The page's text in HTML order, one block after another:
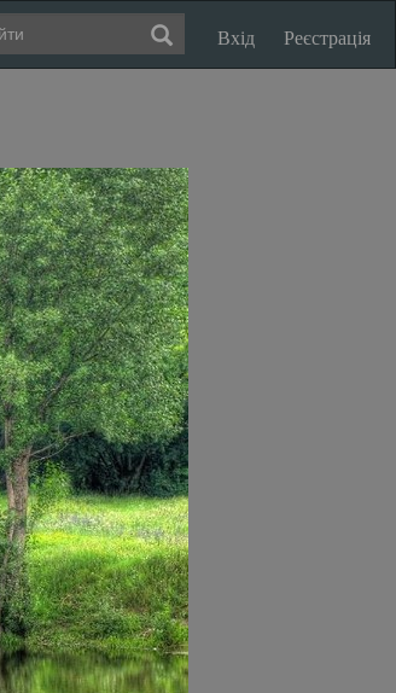
Вхід Реєстрація